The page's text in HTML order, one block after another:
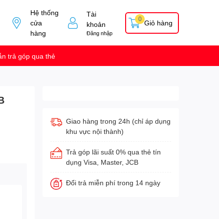
Hệ thống
cửa
hàng
Tài
khoản
Đăng nhập
Giỏ hàng
0
trả góp qua thẻ
Giao hàng trong 24h (chỉ áp dụng
khu vực nội thành)
Trả góp lãi suất 0% qua thẻ tín
dụng Visa, Master, JCB
Đổi trả miễn phí trong 14 ngày